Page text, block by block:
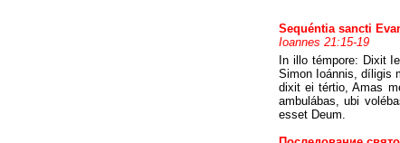
Sequéntia︎ sancti
Ioannes 21:15-19
In illo témpore: Dixit
Simon Ioánnis, díligis
dixit ei tértio, Amas
ambulábas, ubi
esset Deum.